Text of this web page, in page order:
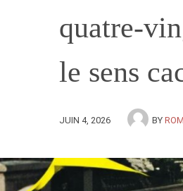
quatre-
le sens
JUIN 4, 2026 BY